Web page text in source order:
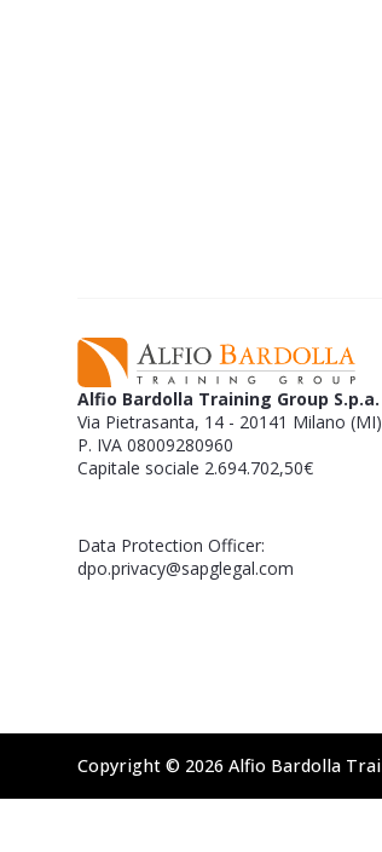
Alfio Bardolla Training Group S.p.a.
Via Pietrasanta, 14 - 20141 Milano
P. IVA 08009280960
Capitale sociale 2.694.702,50€
Data Protection Officer:
dpo.privacy@sapglegal.com
Copyright © 2026 Alfio Bardolla